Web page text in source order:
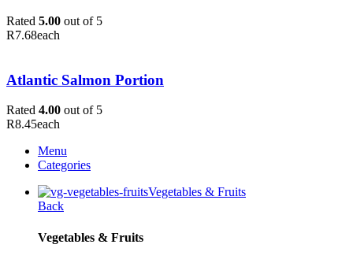
Rated 5.00 out of 5
R7.68each
Atlantic Salmon Portion
Rated 4.00 out of 5
R8.45each
Menu
Categories
Vegetables & Fruits
Back
Vegetables & Fruits